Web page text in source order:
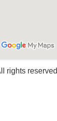
rights reserved